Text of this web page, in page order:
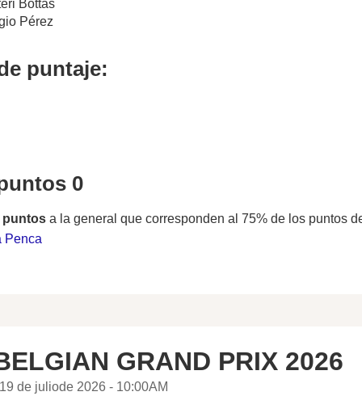
Bottas
Pérez
puntaje:
0
puntos a la general que corresponden al 75% de los puntos
Penca
GRAND PRIX 2026
19 de juliode 2026 - 10:00AM